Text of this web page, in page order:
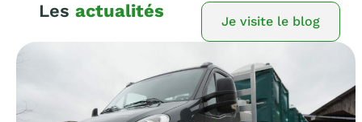
Les actualités
Je visite le blog